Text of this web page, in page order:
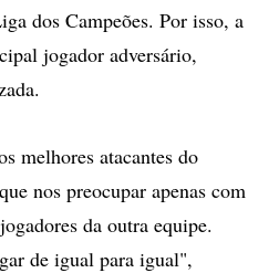
dos Campeões. Por isso, a
jogador adversário,
melhores atacantes do
nos preocupar apenas com
da outra equipe.
de igual para igual",